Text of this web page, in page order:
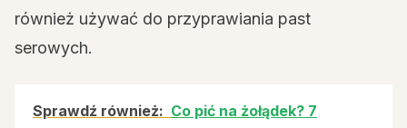
również używać do przyprawiania past
serowych.
Sprawdź również: Co pić na żołądek? 7